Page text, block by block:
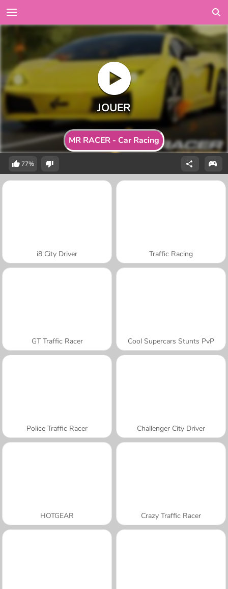
MR RACER - Car Racing
77%
i8 City Driver Traffic Racing
GT Traffic Racer Cool Supercars Stunts PvP
Police Traffic Racer Challenger City Driver
HOTGEAR Crazy Traffic Racer